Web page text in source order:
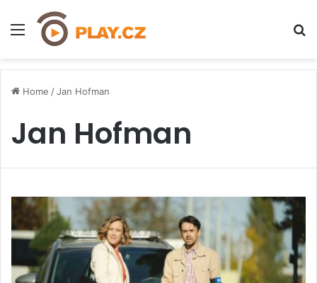
Menu
Home /Jan Hofman
Jan Hofman